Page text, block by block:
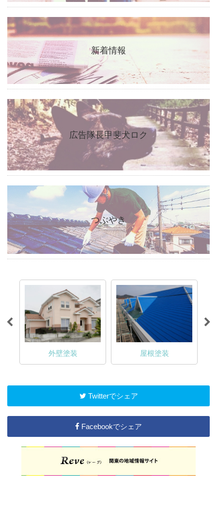
新着情報
広告隊長甲斐犬ロク
つぶやき
外壁塗装 屋根塗装
Twitterでシェア
Facebookでシェア